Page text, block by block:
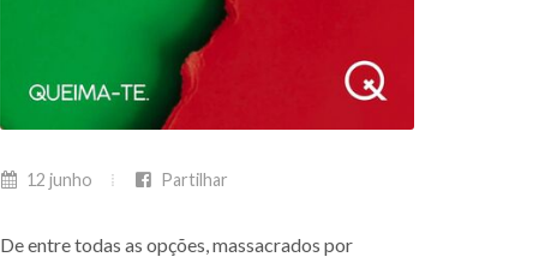
12 junho Partilhar
De entre todas as opções, massacrados por